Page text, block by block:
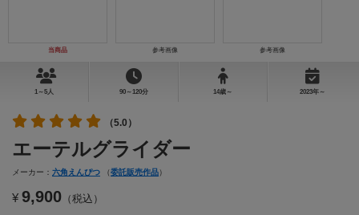
当商品 参考画像 参考画像
1～5人 90～120分 14歳～ 2023年～
（5.0）
エーテルグライダー
メーカー： 六角えんぴつ （委託販売作品）
¥ 9,900 （税込）